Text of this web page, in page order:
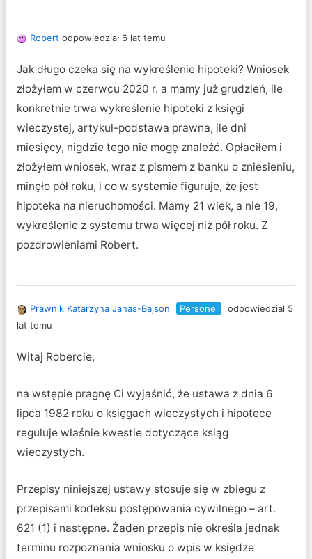
Robert odpowiedział 6 lat temu
Jak długo czeka się na wykreślenie hipoteki? Wniosek
złożyłem w czerwcu 2020 r. a mamy już grudzień, ile
konkretnie trwa wykreślenie hipoteki z księgi
wieczystej, artykuł-podstawa prawna, ile dni
miesięcy, nigdzie tego nie mogę znaleźć. Opłaciłem i
złożyłem wniosek, wraz z pismem z banku o zniesieniu,
minęło pół roku, i co w systemie figuruje, że jest
hipoteka na nieruchomości. Mamy 21 wiek, a nie 19,
wykreślenie z systemu trwa więcej niż pół roku. Z
pozdrowieniami Robert.
Prawnik Katarzyna Janas-Bajson Personel
odpowiedział 5
lat temu
Witaj Robercie,
na wstępie pragnę Ci wyjaśnić, że ustawa z dnia 6
lipca 1982 roku o księgach wieczystych i hipotece
reguluje właśnie kwestie dotyczące ksiąg
wieczystych.
Przepisy niniejszej ustawy stosuje się w zbiegu z
przepisami kodeksu postępowania cywilnego – art.
621 (1) i następne. Żaden przepis nie określa jednak
terminu rozpoznania wniosku o wpis w księdze